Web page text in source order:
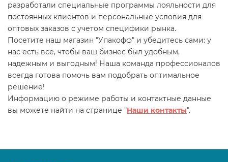
разработали специальные программы лояльности для
постоянных клиентов и персональные условия для
оптовых заказов с учетом специфики рынка.
Посетите наш магазин "Упакофф" и убедитесь сами: у
нас есть всё, чтобы ваш бизнес был удобным,
надежным и выгодным! Наша команда профессионалов
всегда готова помочь вам подобрать оптимальное
решение!
Информацию о режиме работы и контактные данные
вы можете найти на странице "Наши контакты".